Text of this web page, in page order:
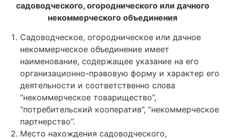
садоводческого, огороднического или дачного
некоммерческого объединения
Садоводческое, огородническое или дачное
некоммерческое объединение имеет
наименование, содержащее указание на его
организационно-правовую форму и характер его
деятельности и соответственно слова
“некоммерческое товарищество”,
“потребительский кооператив”, “некоммерческое
партнерство”.
Место нахождения садоводческого,